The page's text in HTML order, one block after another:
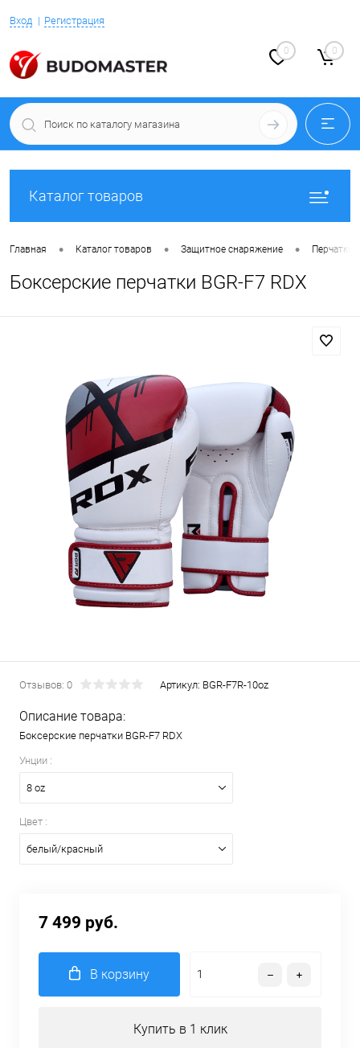
Вход Регистрация
0 0
Каталог товаров
Главная • Каталог товаров • Защитное снаряжение • Перчатки
Боксерские перчатки BGR-F7 RDX
Отзывов: 0 Артикул: BGR-F7R-10oz
Описание товара:
Боксерские перчатки BGR-F7 RDX
Унции :
8 oz
Цвет :
белый/красный
7 499 руб.
В корзину
Купить в 1 клик